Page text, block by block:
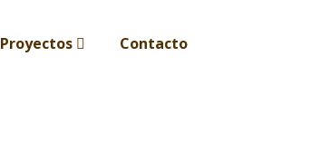
Proyectos Contacto